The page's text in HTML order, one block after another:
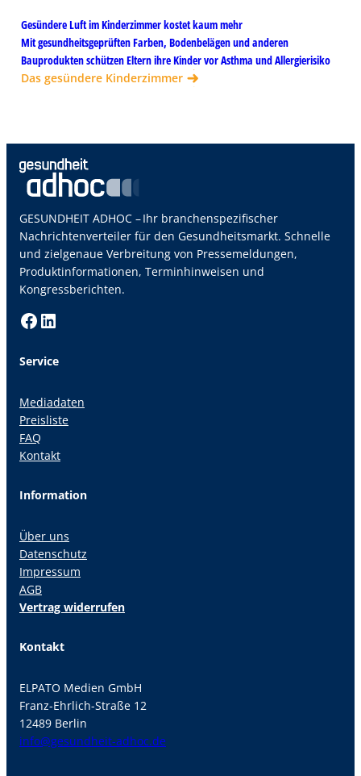
Gesündere Luft im Kinderzimmer kostet kaum mehr
Mit gesundheitsgeprüften Farben, Bodenbelägen und anderen
Bauprodukten schützen Eltern ihre Kinder vor Asthma und Allergierisiko
Das gesündere Kinderzimmer
GESUNDHEIT ADHOC – Ihr branchenspezifischer
Nachrichtenverteiler für den Gesundheitsmarkt. Schnelle
und zielgenaue Verbreitung von Pressemeldungen,
Produktinformationen, Terminhinweisen und
Kongressberichten.
Facebook LinkedIn
Service
Mediadaten
Preisliste
FAQ
Kontakt
Information
Über uns
Datenschutz
Impressum
AGB
Vertrag widerrufen
Kontakt
ELPATO Medien GmbH
Franz-Ehrlich-Straße 12
12489 Berlin
info@gesundheit-adhoc.de